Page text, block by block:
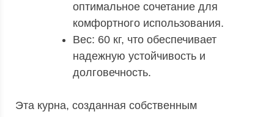
оптимальное сочетание для
комфортного использования.
Вес: 60 кг, что обеспечивает
надежную устойчивость и
долговечность.
Эта курна, созданная собственным